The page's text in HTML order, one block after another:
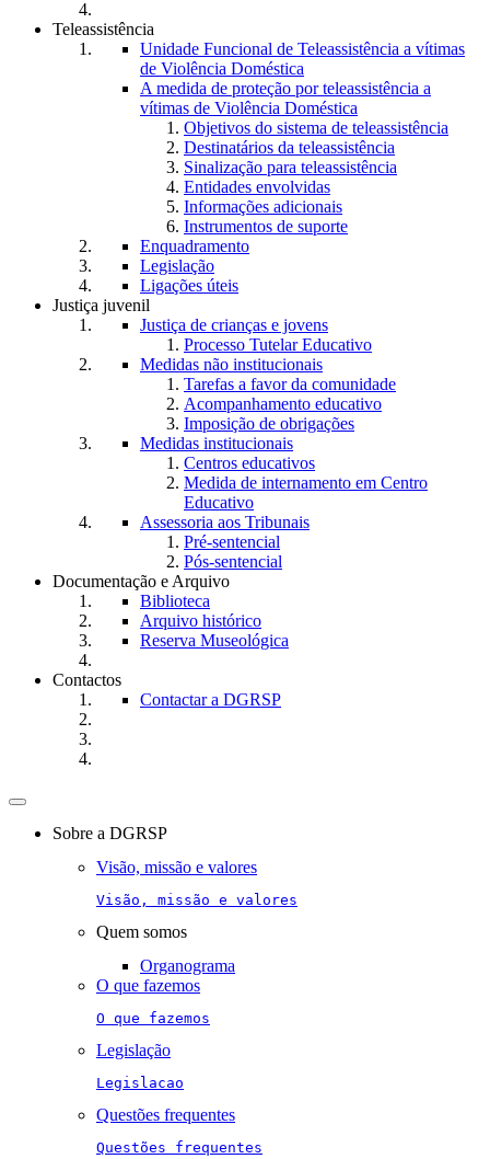
Teleassistência
Unidade Funcional de Teleassistência a vítimas
de Violência Doméstica
A medida de proteção por teleassistência a
vítimas de Violência Doméstica
Objetivos do sistema de teleassistência
Destinatários da teleassistência
Sinalização para teleassistência
Entidades envolvidas
Informações adicionais
Instrumentos de suporte
Enquadramento
Legislação
Ligações úteis
Justiça juvenil
Justiça de crianças e jovens
Processo Tutelar Educativo
Medidas não institucionais
Tarefas a favor da comunidade
Acompanhamento educativo
Imposição de obrigações
Medidas institucionais
Centros educativos
Medida de internamento em Centro
Educativo
Assessoria aos Tribunais
Pré-sentencial
Pós-sentencial
Documentação e Arquivo
Biblioteca
Arquivo histórico
Reserva Museológica
Contactos
Contactar a DGRSP
Toggle
navigationSobre a DGRSP
Visão, missão e valores
Visão, missão e valores
Quem somos
Organograma
O que fazemos
O que fazemos
Legislação
Legislacao
Questões frequentes
Questões frequentes